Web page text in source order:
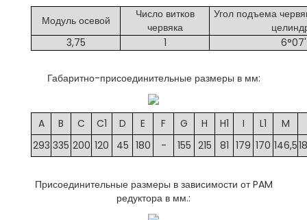
Модуль осевой
Число витков
червяка
Угол подъема
3,75
1 6°07'
Габаритно-присоединительные размеры в мм:
A B C C1 D E F G H H1 I L1 M
293 335 200 120 45 180 - 155 215 81 179 170 146,5
Присоединительные размеры в зависимости от PAM
редуктора в мм.: